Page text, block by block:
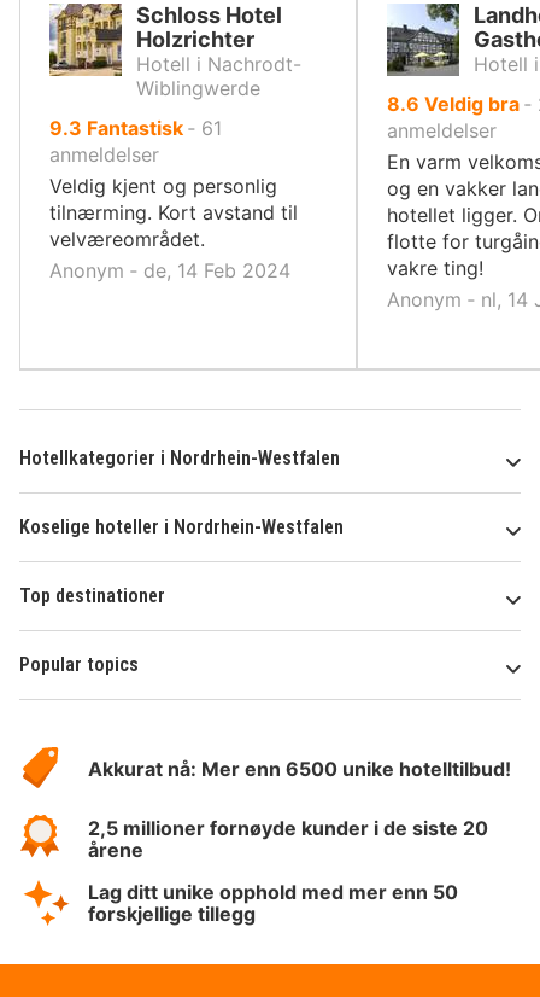
Schloss Hotel
Holzrichter
Hotell i Nachrodt-
Wiblingwerde
9.3 av
10,
Fantastisk ‐ 61
anmeldelser
Veldig kjent og personlig
tilnærming. Kort avstand til
velværeområdet.
Anonym ‐ de, 14 Feb 2024
Hotell
8.6 av
10,
Veldig bra ‐
anmeldelser
En varm
og en vakker
hotellet ligger.
flotte for
vakre ting!
Anonym ‐ nl, 14
Hotellkategorier i Nordrhein-Westfalen
Koselige hoteller i Nordrhein-Westfalen
Top destinationer
Popular topics
Hotelspecials
Akkurat nå: Mer enn 6500 unike hotelltilbud!
2,5 millioner fornøyde kunder i de siste 20
årene
Lag ditt unike opphold med mer enn 50
forskjellige tillegg